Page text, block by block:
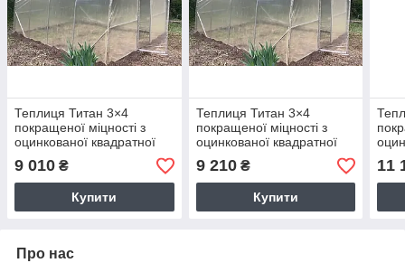
Теплиця Титан 3×4
покращеної міцності з
оцинкованої квадратної
труби з плівкою 150 мкм
9 010 ₴
Купити
Теплиця Титан 3×4
покращеної міцності з
оцинкованої квадратної
труби з плівкою 200 мкм
9 210₴
Купити
11
Про нас